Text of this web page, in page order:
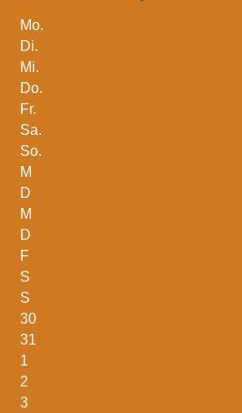
Mo.
Di.
Mi.
Do.
Fr.
Sa.
So.
M
D
M
D
F
S
S
30
31
1
2
3